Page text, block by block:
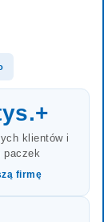
+
klientów i
paczek
firmę